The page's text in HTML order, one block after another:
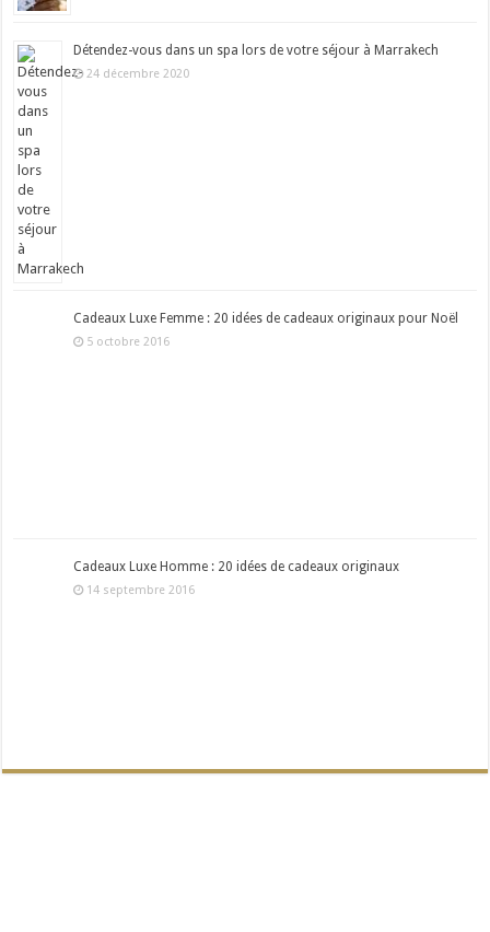
Détendez-vous dans un spa lors de votre séjour à Marrakech
24 décembre 2020
Cadeaux Luxe Femme : 20 idées de cadeaux originaux pour Noël
5 octobre 2016
Cadeaux Luxe Homme : 20 idées de cadeaux originaux
14 septembre 2016